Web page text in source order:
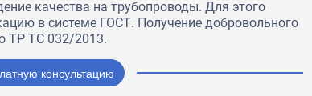
качества на трубопроводы. Для этого
в системе ГОСТ. Получение добровольного
ТР ТС 032/2013.
консультацию